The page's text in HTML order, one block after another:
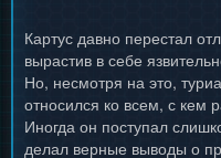
Картус давно перестал
вырастив в себе
Но, несмотря на это,
относился ко всем, с кем
Иногда он поступал
делал верные выводы о